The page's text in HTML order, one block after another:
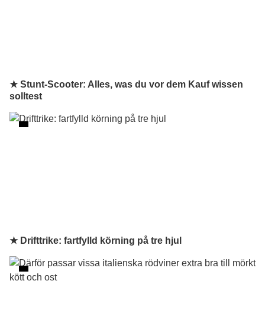
★ Stunt-Scooter: Alles, was du vor dem Kauf wissen
solltest
★ Drifttrike: fartfylld körning på tre hjul